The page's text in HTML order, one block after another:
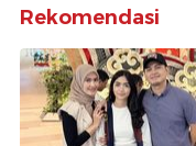
Rekomendasi